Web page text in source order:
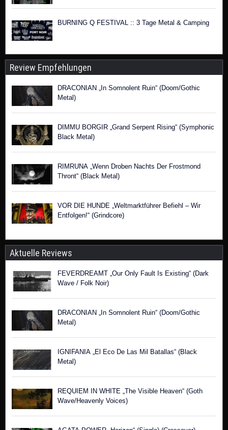
BURNING Q FESTIVAL :: 3 Tage Metal & Camping
Review Empfehlungen
DRACONIAN „In Somnolent Ruin“ (Doom/Gothic
Metal)
DIMMU BORGIR „Grand Serpent Rising“ (Symphonic
Black Metal)
RIMRUNA „Wenn Droben Nachts Der Frostmond
Thront“ (Black Metal)
VOR DIE HUNDE „Weltmarktführer Befiehl – Wir
Entfolgen!“ (Grindcore)
Aktuelle Reviews
FEVERDREAMT „Our Only Fault Is Existing“ (Dark
Wave / Folk Noir)
DRACONIAN „In Somnolent Ruin“ (Doom/Gothic
Metal)
IGNIFANIA „El Eco De Las Mil Batallas“ (Black
Metal)
REQUIEM IN WHITE „The Visible Heaven“ (Goth
Wave/Heavenly Voices)